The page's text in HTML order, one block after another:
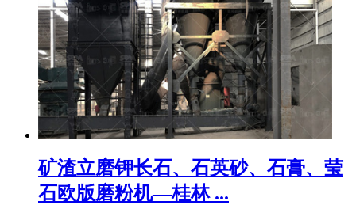
矿渣立磨钾长石、石英砂、石膏、莹
石欧版磨粉机—桂林 ...